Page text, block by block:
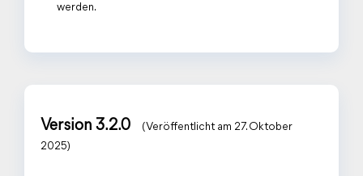
werden.
Version 3.2.0
(Veröffentlicht am 27. Oktober
2025)